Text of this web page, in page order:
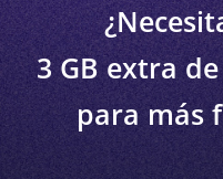
3 GB extra
para más